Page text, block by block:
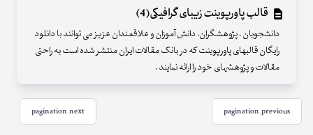
قالب پاورپوینت زیبای گرافیکی(4)
دانشجویان ، پژوهشگران، دانش آموزان و علاقمندان عزیز می توانند با دانلود
رایگان قالبهای پاورپوینت که در بانک مقالات ایران منتشر شده است به راحتی
مقالات و پژوهشهای خود را ارائه نمایند .
pagination.previous
pagination.next